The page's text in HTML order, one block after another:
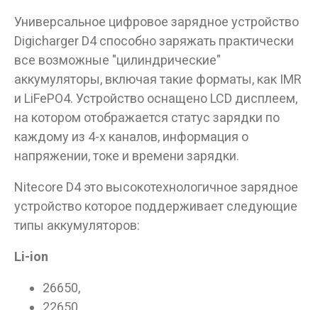
Универсальное цифровое зарядное устройство
Digicharger D4 способно заряжать практически
все возможные "цилиндрические"
аккумуляторы, включая такие форматы, как IMR
и LiFePO4. Устройство оснащено LCD дисплеем,
на котором отображается статус зарядки по
каждому из 4-х каналов, информация о
напряжении, токе и времени зарядки.
Nitecore D4 это высокотехнологичное зарядное
устройство которое поддерживает следующие
типы аккумуляторов:
Li-ion
26650,
22650,